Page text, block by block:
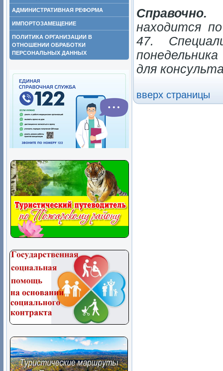
АДМИНИСТРАТИВНАЯ РЕФОРМА
ИМПОРТОЗАМЕЩЕНИЕ
ПОЛИТИКА ОРГАНИЗАЦИИ В
ОТНОШЕНИИ ОБРАБОТКИ
ПЕРСОНАЛЬНЫХ ДАННЫХ
Справочно.
находится
47.
для
вверх страницы